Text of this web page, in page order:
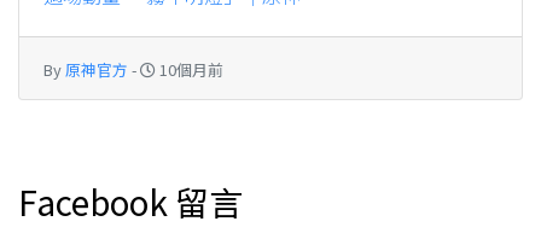
By原神官方 - 10個月前
Facebook 留言